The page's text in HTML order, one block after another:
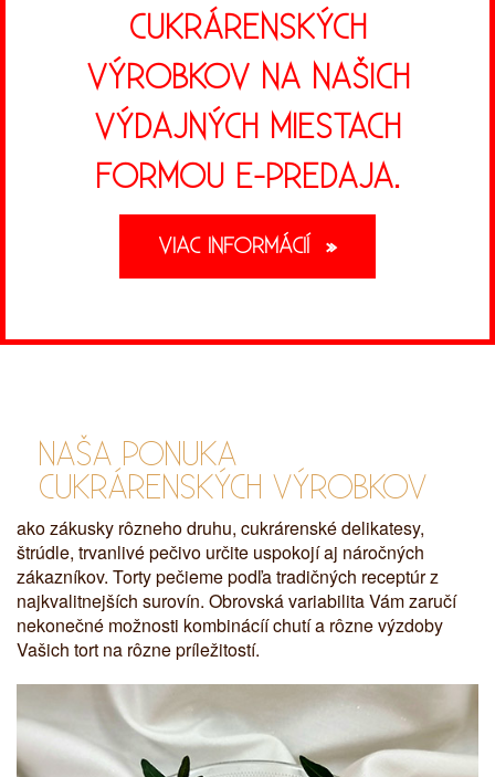
CUKRÁRENSKÝCH
VÝROBKOV NA NAŠICH
VÝDAJNÝCH MIESTACH
FORMOU E-PREDAJA.
VIAC INFORMÁCIÍ »
NAŠA PONUKA
CUKRÁRENSKÝCH VÝROBKOV
ako zákusky rôzneho druhu, cukrárenské delikatesy,
štrúdle, trvanlivé pečivo určite uspokojí aj náročných
zákazníkov. Torty pečieme podľa tradičných receptúr z
najkvalitnejších surovín. Obrovská variabilita Vám zaručí
nekonečné možnosti kombinácíí chutí a rôzne výzdoby
Vašich tort na rôzne príležitostí.